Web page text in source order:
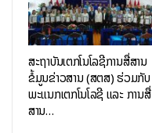
ສະຖາບັນເຕັກໂນໂລຊີການສື່ສານ
ຂໍ້ມູນຂ່າວສານ (ສຕສ) ຮ່ວມກັບ
ພະແນກເຕັກໂນໂລຊີ ແລະ ການສື່
ສານ…